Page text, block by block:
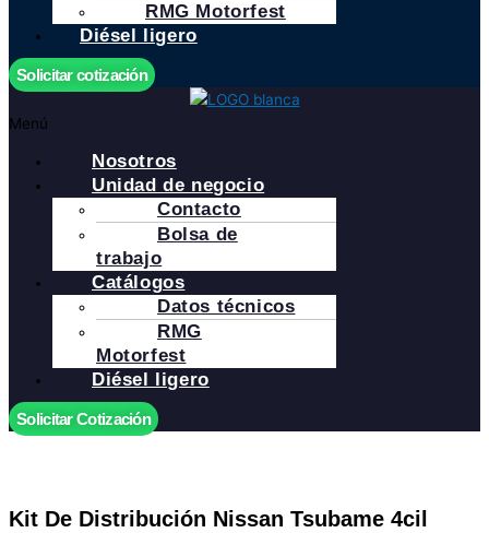
RMG Motorfest
Diésel ligero
Solicitar cotización
Menú
Nosotros
Unidad de negocio
Contacto
Bolsa de
trabajo
Catálogos
Datos técnicos
RMG
Motorfest
Diésel ligero
Solicitar Cotización
Kit De Distribución Nissan Tsubame 4cil